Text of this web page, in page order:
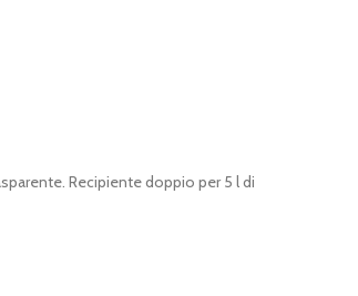
Recipiente doppio per 5 l di